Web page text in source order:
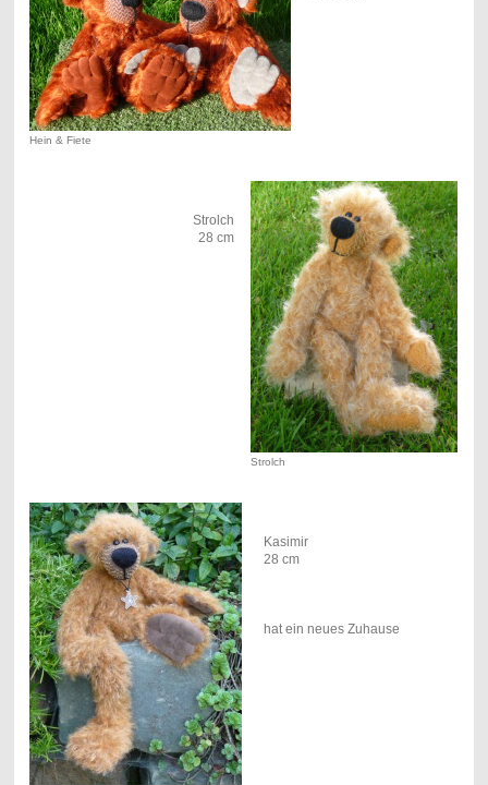
Hein & Fiete
Strolch
Strolch
28 cm
Kasimir
28 cm
hat ein neues Zuhause